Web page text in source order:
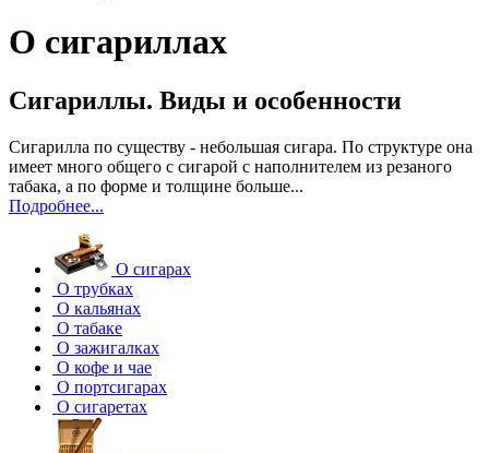
О сигариллах
Сигариллы. Виды и особенности
Сигарилла по существу - небольшая сигара. По структуре она
имеет много общего с сигарой с наполнителем из резаного
табака, а по форме и толщине больше...
Подробнее...
О сигарах
О трубках
О кальянах
О табаке
О зажигалках
О кофе и чае
О портсигарах
О сигаретах